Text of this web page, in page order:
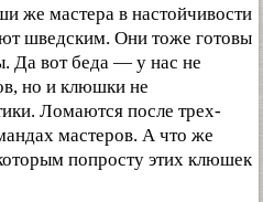
же мастера в настойчивости
шведским. Они тоже готовы
Да вот беда — у нас не
но и клюшки не
Ломаются после трех-
мастеров. А что же
попросту этих клюшек